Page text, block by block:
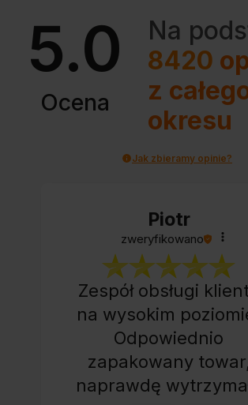
5.0
Ocena
Na
8420
z
okresu
Jak zbieramy opinie?
Piotr
zweryfikowano
Zespół obsługi
na wysokim
Odpowiednio
zapakowany towar,
naprawdę